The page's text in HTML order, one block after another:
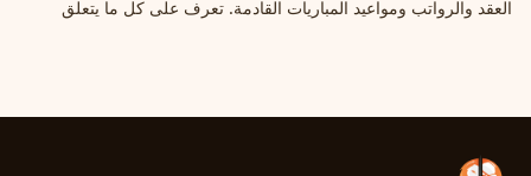
العقد والرواتب ومواعيد المباريات القادمة. تعرف على كل ما يتعلق